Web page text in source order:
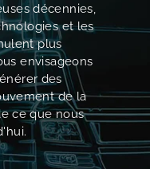
décennies,
et les
plus
envisageons
des
de la
ce que nous